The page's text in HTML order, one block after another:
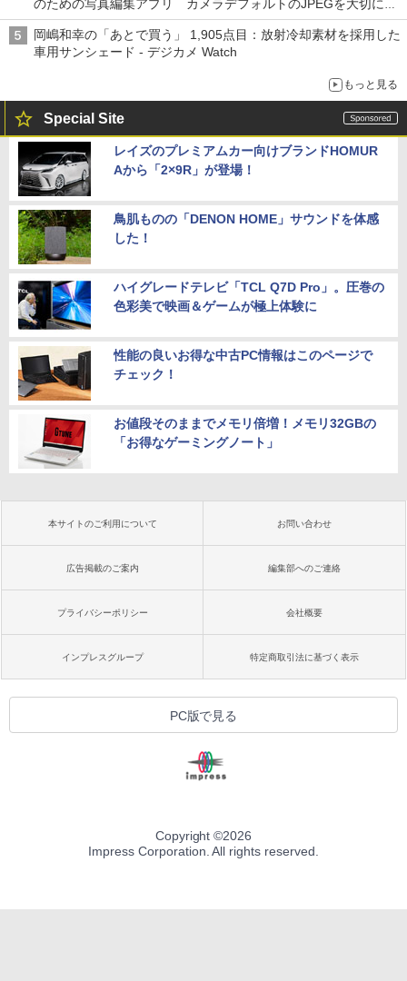
のための写真編集アプリ カメラデフォルトのJPEGを大切にす
る「Filmator」
岡嶋和幸の「あとで買う」 1,905点目：放射冷却素材を採用した
車用サンシェード - デジカメ Watch
もっと見る
Special Site
レイズのプレミアムカー向けブランドHOMUR
Aから「2×9R」が登場！
鳥肌ものの「DENON HOME」サウンドを体感
した！
ハイグレードテレビ「TCL Q7D Pro」。圧巻の
色彩美で映画＆ゲームが極上体験に
性能の良いお得な中古PC情報はこのページで
チェック！
お値段そのままでメモリ倍増！メモリ32GBの
「お得なゲーミングノート」
本サイトのご利用について お問い合わせ
広告掲載のご案内 編集部へのご連絡
プライバシーポリシー 会社概要
インプレスグループ 特定商取引法に基づく表示
PC版で見る
Copyright ©2026
Impress Corporation. All rights reserved.